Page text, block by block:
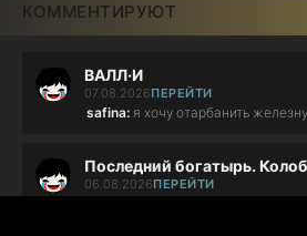
КОММЕНТИРУЮТ
ВАЛЛ·И
07.08.2026ПЕРЕЙТИ
safina: я хочу отарбанить
Последний богатырь.
06.08.2026ПЕРЕЙТИ